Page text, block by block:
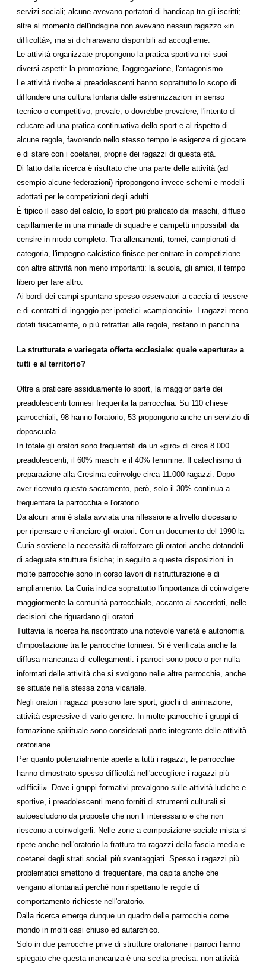
servizi sociali; alcune avevano portatori di handicap tra gli iscritti;
altre al momento dell'indagine non avevano nessun ragazzo «in
difficoltà», ma si dichiaravano disponibili ad accoglierne.
Le attività organizzate propongono la pratica sportiva nei suoi
diversi aspetti: la promozione, l'aggregazione, l'antagonismo.
Le attività rivolte ai preadolescenti hanno soprattutto lo scopo di
diffondere una cultura lontana dalle estremizzazioni in senso
tecnico o competitivo; prevale, o dovrebbe prevalere, l'intento di
educare ad una pratica continuativa dello sport e al rispetto di
alcune regole, favorendo nello stesso tempo le esigenze di giocare
e di stare con i coetanei, proprie dei ragazzi di questa età.
Di fatto dalla ricerca è risultato che una parte delle attività (ad
esempio alcune federazioni) ripropongono invece schemi e modelli
adottati per le competizioni degli adulti.
È tipico il caso del calcio, lo sport più praticato dai maschi, diffuso
capillarmente in una miriade di squadre e campetti impossibili da
censire in modo completo. Tra allenamenti, tornei, campionati di
categoria, l'impegno calcistico finisce per entrare in competizione
con altre attività non meno importanti: la scuola, gli amici, il tempo
libero per fare altro.
Ai bordi dei campi spuntano spesso osservatori a caccia di tessere
e di contratti di ingaggio per ipotetici «campioncini». I ragazzi meno
dotati fisicamente, o più refrattari alle regole, restano in panchina.
La strutturata e variegata offerta ecclesiale: quale «apertura» a
tutti e al territorio?
Oltre a praticare assiduamente lo sport, la maggior parte dei
preadolescenti torinesi frequenta la parrocchia. Su 110 chiese
parrocchiali, 98 hanno l'oratorio, 53 propongono anche un servizio di
doposcuola.
In totale gli oratori sono frequentati da un «giro» di circa 8.000
preadolescenti, il 60% maschi e il 40% femmine. Il catechismo di
preparazione alla Cresima coinvolge circa 11.000 ragazzi. Dopo
aver ricevuto questo sacramento, però, solo il 30% continua a
frequentare la parrocchia e l'oratorio.
Da alcuni anni è stata avviata una riflessione a livello diocesano
per ripensare e rilanciare gli oratori. Con un documento del 1990 la
Curia sostiene la necessità di rafforzare gli oratori anche dotandoli
di adeguate strutture fisiche; in seguito a queste disposizioni in
molte parrocchie sono in corso lavori di ristrutturazione e di
ampliamento. La Curia indica soprattutto l'importanza di coinvolgere
maggiormente la comunità parrocchiale, accanto ai sacerdoti, nelle
decisioni che riguardano gli oratori.
Tuttavia la ricerca ha riscontrato una notevole varietà e autonomia
d'impostazione tra le parrocchie torinesi. Si è verificata anche la
diffusa mancanza di collegamenti: i parroci sono poco o per nulla
informati delle attività che si svolgono nelle altre parrocchie, anche
se situate nella stessa zona vicariale.
Negli oratori i ragazzi possono fare sport, giochi di animazione,
attività espressive di vario genere. In molte parrocchie i gruppi di
formazione spirituale sono considerati parte integrante delle attività
oratoriane.
Per quanto potenzialmente aperte a tutti i ragazzi, le parrocchie
hanno dimostrato spesso difficoltà nell'accogliere i ragazzi più
«difficili». Dove i gruppi formativi prevalgono sulle attività ludiche e
sportive, i preadolescenti meno forniti di strumenti culturali si
autoescludono da proposte che non li interessano e che non
riescono a coinvolgerli. Nelle zone a composizione sociale mista si
ripete anche nell'oratorio la frattura tra ragazzi della fascia media e
coetanei degli strati sociali più svantaggiati. Spesso i ragazzi più
problematici smettono di frequentare, ma capita anche che
vengano allontanati perché non rispettano le regole di
comportamento richieste nell'oratorio.
Dalla ricerca emerge dunque un quadro delle parrocchie come
mondo in molti casi chiuso ed autarchico.
Solo in due parrocchie prive di strutture oratoriane i parroci hanno
spiegato che questa mancanza è una scelta precisa: non attività